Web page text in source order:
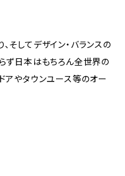
そしてデザイン・バランスの
ず日本はもちろん全世界の
アやタウンユース等のオー